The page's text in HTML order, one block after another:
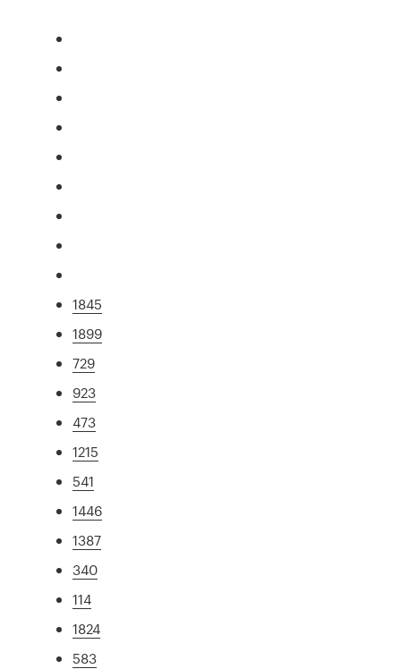
1845
1899
729
923
473
1215
541
1446
1387
340
114
1824
583